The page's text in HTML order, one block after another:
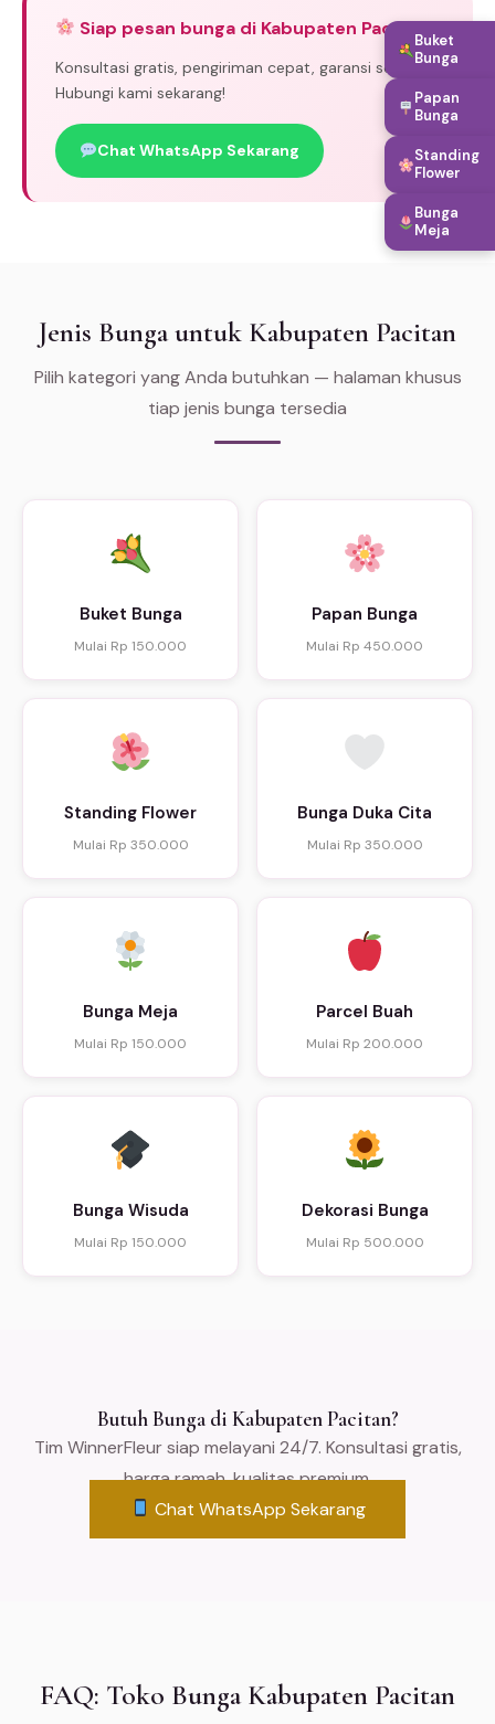
Siap pesan bunga di Kabupaten Pacitan?
Konsultasi gratis, pengiriman cepat, garansi segar.
Hubungi kami sekarang!
Chat WhatsApp Sekarang
Jenis Bunga untuk Kabupaten Pacitan
Pilih kategori yang Anda butuhkan — halaman khusus
tiap jenis bunga tersedia
Buket Bunga
Mulai Rp 150.000
Papan Bunga
Mulai Rp 450.000
Standing Flower
Mulai Rp 350.000
Bunga Duka Cita
Mulai Rp 350.000
Bunga Meja
Mulai Rp 150.000
Parcel Buah
Mulai Rp 200.000
Bunga Wisuda
Mulai Rp 150.000
Dekorasi Bunga
Mulai Rp 500.000
Butuh Bunga di Kabupaten Pacitan?
Tim WinnerFleur siap melayani 24/7. Konsultasi gratis,
harga ramah, kualitas premium.
Chat WhatsApp Sekarang
FAQ: Toko Bunga Kabupaten Pacitan
Buket
Bunga
Papan
Bunga
Standing
Flower
Bunga
Meja